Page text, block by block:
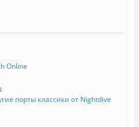
Online
порты классики от Nightdive